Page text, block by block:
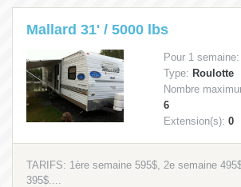
Mallard 31' / 5000 lbs
Pour 1 semaine:
Type: Roulotte
Nombre
6
Extension(s): 0
TARIFS: 1ère semaine 595$, 2e semaine
395$....